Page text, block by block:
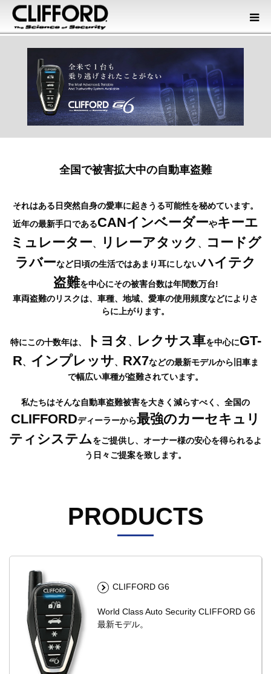
全国で被害拡大中の自動車盗難
それはある日突然自身の愛車に起きうる可能性を秘めています。
近年の最新手口であるCANインベーダーやキーエ
ミュレーター、 リレーアタック 、
コードグ
ラバーなど日頃の生活ではあまり耳にしないハイテク
盗難を中心にその被害台数は年間数万台!
車両盗難のリスクは、車種、地域、愛車の使用頻度などによりさ
らに上がります。
特にこの十数年は、 トヨタ 、 レクサス車を中心にGT-
R、 インプレッサ、 RX7などの最新モデルから旧車ま
で幅広い車種が盗難されています。
私たちはそんな自動車盗難被害を大きく減らすべく、 全国の
CLIFFORDディーラーから最強のカーセキュリ
ティシステムをご提供し、 オーナー様の安心を得られるよ
う日々ご提案を致します。
PRODUCTS
CLIFFORD G6
World Class Auto Security CLIFFORD G6
最新モデル。
商品情報
オフィシャルディーラー
会社概要